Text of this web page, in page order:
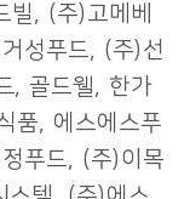
빌, (주)고메베
성푸드, (주)선
, 골드웰, 한가
품, 에스에스푸
푸드, (주)이목